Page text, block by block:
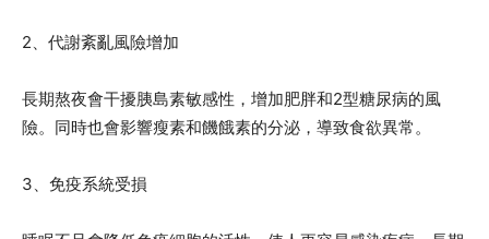
2、代謝紊亂風險增加
長期熬夜會干擾胰島素敏感性，增加肥胖和2型糖尿病的風
險。同時也會影響瘦素和饑餓素的分泌，導致食欲異常。
3、免疫系統受損